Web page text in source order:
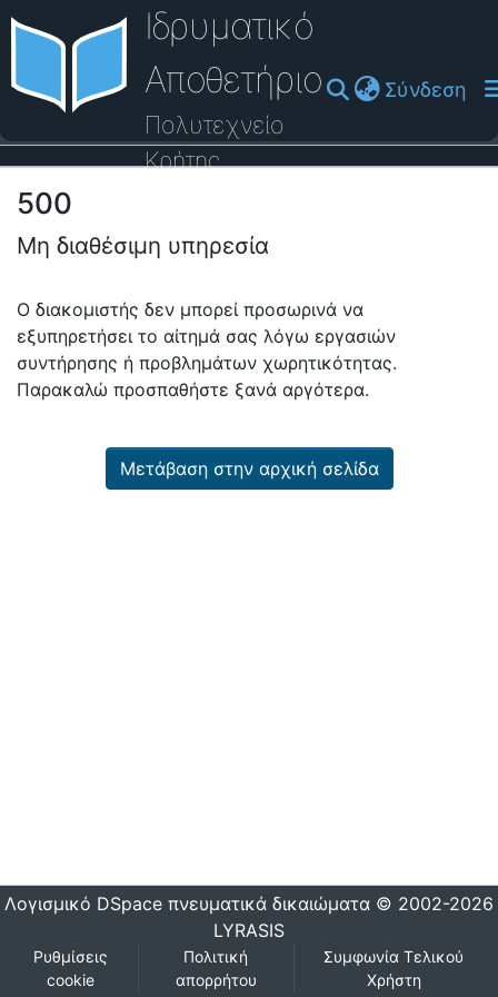
Ιδρυματικό
Αποθετήριο
Πολυτεχνείο
Κρήτης
Σύνδεση
Οδηγός Βοήθειας
500
Μη διαθέσιμη υπηρεσία
Ο διακομιστής δεν μπορεί προσωρινά να
εξυπηρετήσει το αίτημά σας λόγω εργασιών
συντήρησης ή προβλημάτων χωρητικότητας.
Παρακαλώ προσπαθήστε ξανά αργότερα.
Μετάβαση στην αρχική σελίδα
Λογισμικό DSpace πνευματικά δικαιώματα © 2002-2026
LYRASIS
Ρυθμίσεις
cookie
Πολιτική
απορρήτου
Συμφωνία Τελικού
Χρήστη